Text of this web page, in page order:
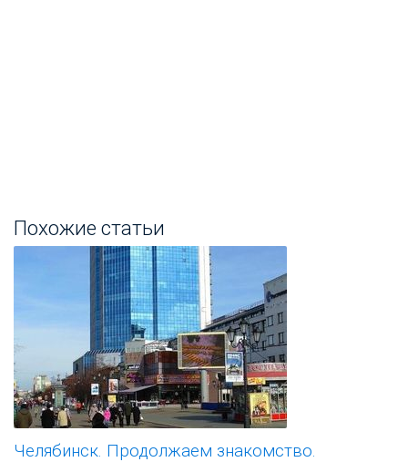
Похожие статьи
Челябинск. Продолжаем знакомство.